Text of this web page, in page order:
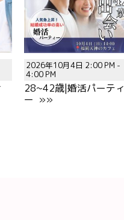
2026年10月4日 2:00 PM -
4:00 PM
28~42歳|婚活パーティ
ー »»